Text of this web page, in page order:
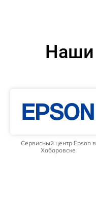
Наши
Сервисный центр Epson в
Хабаровске